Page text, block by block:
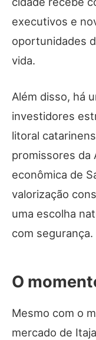
executivos e
oportunidades
vida.
Além disso, há
investidores
litoral
promissores da
econômica de
valorização
uma escolha
com segurança.
O
Mesmo com o
mercado de